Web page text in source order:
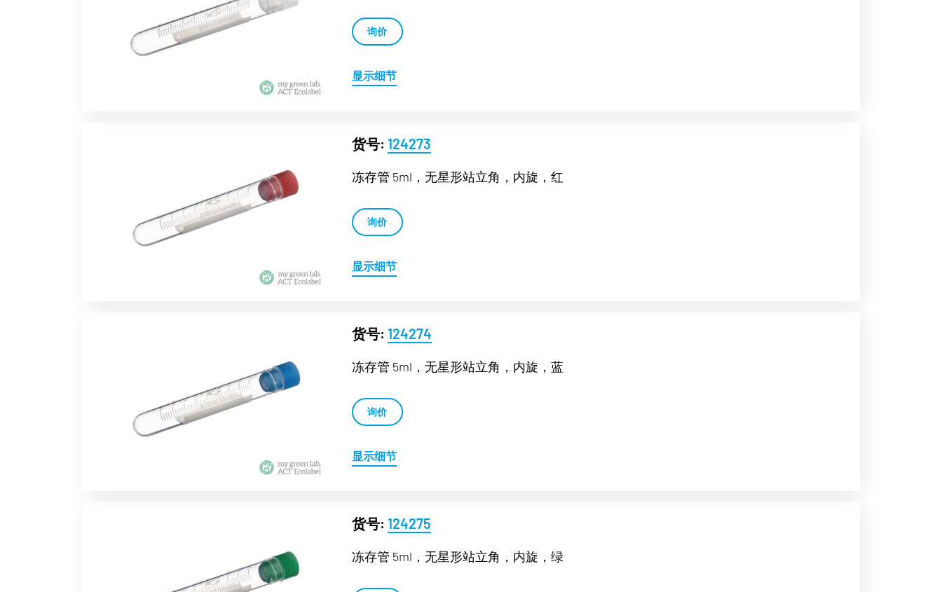
询价
显示细节
货号: 124273
冻存管 5ml，无星形站立角，内旋，红
询价
显示细节
货号: 124274
冻存管 5ml，无星形站立角，内旋，蓝
询价
显示细节
货号: 124275
冻存管 5ml，无星形站立角，内旋，绿